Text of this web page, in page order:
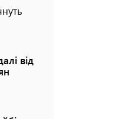
від